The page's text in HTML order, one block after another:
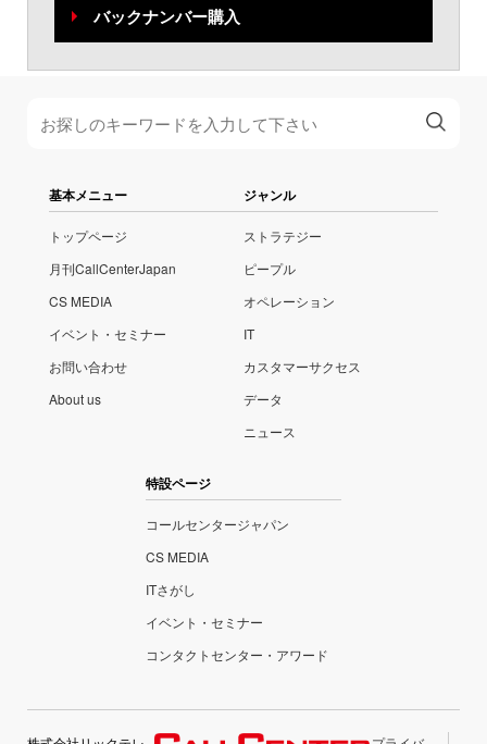
バックナンバー購入
基本メニュー
トップページ
月刊CallCenterJapan
CS MEDIA
イベント・セミナー
お問い合わせ
About us
ジャンル
ストラテジー
ピープル
オペレーション
IT
カスタマーサクセス
データ
ニュース
特設ページ
コールセンタージャパン
CS MEDIA
ITさがし
イベント・セミナー
コンタクトセンター・アワード